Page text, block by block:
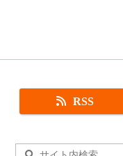
RSS